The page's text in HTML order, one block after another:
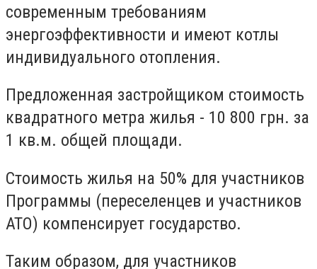
современным требованиям
энергоэффективности и имеют котлы
индивидуального отопления.
Предложенная застройщиком стоимость
квадратного метра жилья - 10 800 грн. за
1 кв.м. общей площади.
Стоимость жилья на 50% для участников
Программы (переселенцев и участников
АТО) компенсирует государство.
Таким образом, для участников